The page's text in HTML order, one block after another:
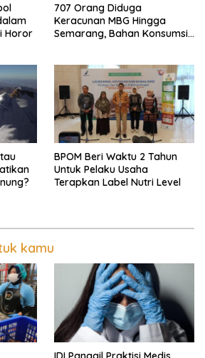
Horor
707 Orang Diduga
Keracunan MBG Hingga
Semarang, Bahan Konsumsi
BPOM Beri Waktu 2 Tahun
Untuk Pelaku Usaha
Terapkan Label Nutri Level
kamu